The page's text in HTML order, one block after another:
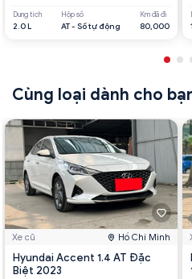
Dung tích
2.0 L
Hộp số
AT - Số tự động
Km đã đi
80,000
Cùng loại dành cho
Xe cũ Hồ Chí Minh
Hyundai Accent 1.4 AT Đặc
Biệt 2023